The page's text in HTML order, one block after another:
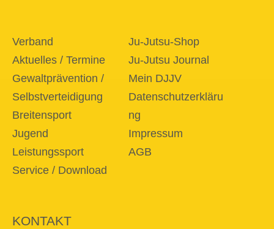
Verband
Aktuelles / Termine
Gewaltprävention /
Selbstverteidigung
Breitensport
Jugend
Leistungssport
Service / Download
Ju-Jutsu-Shop
Ju-Jutsu Journal
Mein DJJV
Datenschutzerkläru
ng
Impressum
AGB
KONTAKT